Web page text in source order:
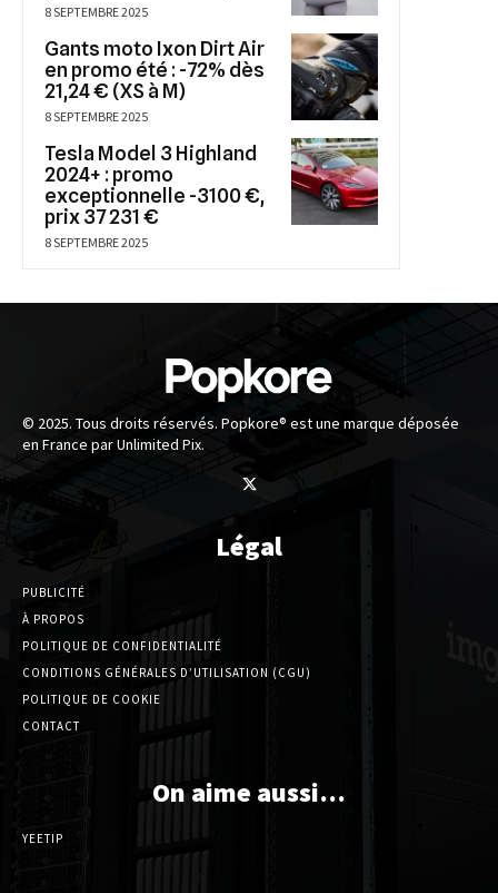
8 SEPTEMBRE 2025
Gants moto Ixon Dirt Air
en promo été : -72% dès
21,24 € (XS à M)
8 SEPTEMBRE 2025
Tesla Model 3 Highland
2024+ : promo
exceptionnelle -3100 €,
prix 37 231 €
8 SEPTEMBRE 2025
© 2025. Tous droits réservés. Popkore® est une marque déposée
en France par Unlimited Pix.
Légal
PUBLICITÉ
À PROPOS
POLITIQUE DE CONFIDENTIALITÉ
CONDITIONS GÉNÉRALES D’UTILISATION (CGU)
POLITIQUE DE COOKIE
CONTACT
On aime aussi…
YEETIP